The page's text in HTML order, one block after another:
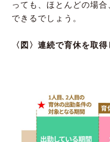
っても、ほとんどの場
できるでしょう。
〈図〉連続で育休を取